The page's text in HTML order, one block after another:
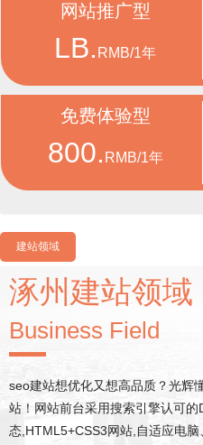
网站推广型
LB. RMB/1年
免费体验型
800. RMB/1年
建站领域
涿州建站领域
Business Field
seo建站想优化又想高品质？光辉
站！网站前台采用搜索引擎认可
态,HTML5+CSS3网站,自适应电